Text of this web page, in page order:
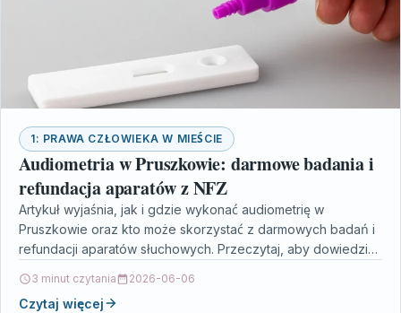
1: PRAWA CZŁOWIEKA W MIEŚCIE
Audiometria w Pruszkowie: darmowe badania i
refundacja aparatów z NFZ
Artykuł wyjaśnia, jak i gdzie wykonać audiometrię w
Pruszkowie oraz kto może skorzystać z darmowych badań i
refundacji aparatów słuchowych. Przeczytaj, aby dowiedzieć
3 minut czytania 2026-06-06
Czytaj więcej